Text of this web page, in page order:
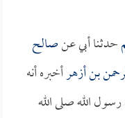
حدثنا أبي عنصالح
بن أزهرأخبره أنه
الله صلى الله